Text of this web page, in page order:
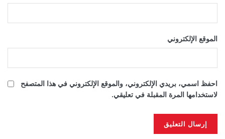
الموقع الإلكتروني
احفظ اسمي، بريدي الإلكتروني، والموقع الإلكتروني في هذا المتصفح
لاستخدامها المرة المقبلة في تعليقي.